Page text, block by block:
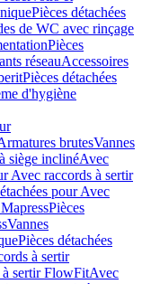
Pièces détachées
de WC avec rinçage
Pièces
réseauAccessoires
Pièces détachées
d'hygiène
brutesVannes
siège inclinéAvec
Avec raccords à sertir
pour Avec
Pièces
Vannes
Pièces détachées
à sertir
à sertir FlowFitAvec